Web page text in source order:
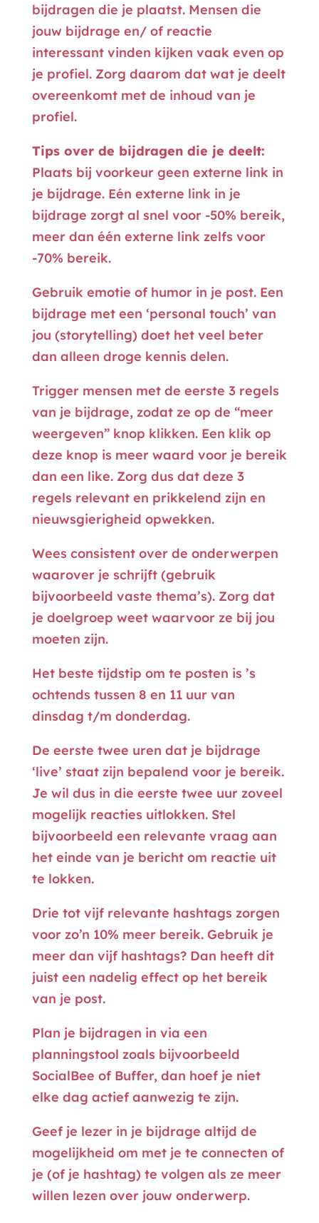
bijdragen die je plaatst. Mensen die
jouw bijdrage en/ of reactie
interessant vinden kijken vaak even op
je profiel. Zorg daarom dat wat je deelt
overeenkomt met de inhoud van je
profiel.
Tips over de bijdragen die je deelt:
Plaats bij voorkeur geen externe link in
je bijdrage. Eén externe link in je
bijdrage zorgt al snel voor -50% bereik,
meer dan één externe link zelfs voor
-70% bereik.
Gebruik emotie of humor in je post. Een
bijdrage met een ‘personal touch’ van
jou (storytelling) doet het veel beter
dan alleen droge kennis delen.
Trigger mensen met de eerste 3 regels
van je bijdrage, zodat ze op de “meer
weergeven” knop klikken. Een klik op
deze knop is meer waard voor je bereik
dan een like. Zorg dus dat deze 3
regels relevant en prikkelend zijn en
nieuwsgierigheid opwekken.
Wees consistent over de onderwerpen
waarover je schrijft (gebruik
bijvoorbeeld vaste thema’s). Zorg dat
je doelgroep weet waarvoor ze bij jou
moeten zijn.
Het beste tijdstip om te posten is ’s
ochtends tussen 8 en 11 uur van
dinsdag t/m donderdag.
De eerste twee uren dat je bijdrage
‘live’ staat zijn bepalend voor je bereik.
Je wil dus in die eerste twee uur zoveel
mogelijk reacties uitlokken. Stel
bijvoorbeeld een relevante vraag aan
het einde van je bericht om reactie uit
te lokken.
Drie tot vijf relevante hashtags zorgen
voor zo’n 10% meer bereik. Gebruik je
meer dan vijf hashtags? Dan heeft dit
juist een nadelig effect op het bereik
van je post.
Plan je bijdragen in via een
planningstool zoals bijvoorbeeld
SocialBee of Buffer, dan hoef je niet
elke dag actief aanwezig te zijn.
Geef je lezer in je bijdrage altijd de
mogelijkheid om met je te connecten of
je (of je hashtag) te volgen als ze meer
willen lezen over jouw onderwerp.